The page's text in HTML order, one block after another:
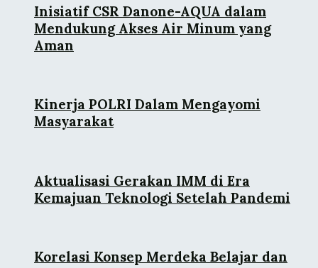
Inisiatif CSR Danone-AQUA dalam
Mendukung Akses Air Minum yang
Aman
Kinerja POLRI Dalam Mengayomi
Masyarakat
Aktualisasi Gerakan IMM di Era
Kemajuan Teknologi Setelah Pandemi
Korelasi Konsep Merdeka Belajar dan